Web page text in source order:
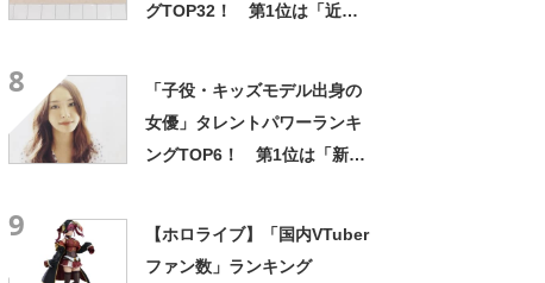
グTOP32！ 第1位は「近藤
8
「子役・キッズモデル出身の
女優」タレントパワーランキ
ングTOP6！ 第1位は「新垣
9
【ホロライブ】「国内VTuber
ファン数」ランキング